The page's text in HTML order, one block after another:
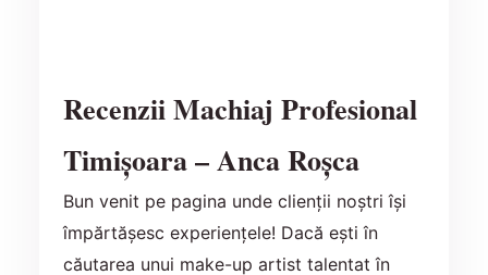
Recenzii Machiaj Profesional
Timișoara – Anca Roșca
Bun venit pe pagina unde clienții noștri își
împărtășesc experiențele! Dacă ești în
căutarea unui make-up artist talentat în